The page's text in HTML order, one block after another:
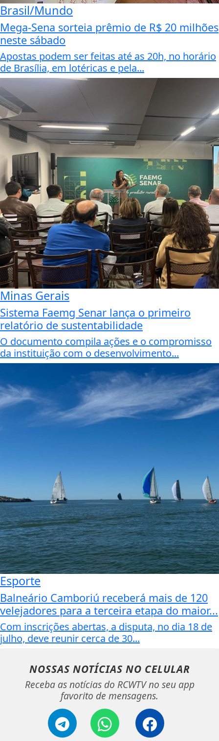
Brasil/Mundo
Mega-Sena sorteia prêmio de R$ 20 milhões
neste sábado
Apostas podem ser feitas até as 20h, no horário
de Brasília, em lotéricas e pela...
Minas Gerais
Sistema Faemg Senar lança o primeiro
relatório de sustentabilidade
O documento compila ações e o compromisso
da instituição com o desenvolvimento...
Esporte
Balneário Camboriú receberá mais de 120
velejadores para a terceira etapa do maior...
Com inscrições abertas, a disputa, no dia 18 de
julho, deve reunir cerca de 30...
NOSSAS NOTÍCIAS NO CELULAR
Receba as notícias do RCWTV no seu app
favorito de mensagens.